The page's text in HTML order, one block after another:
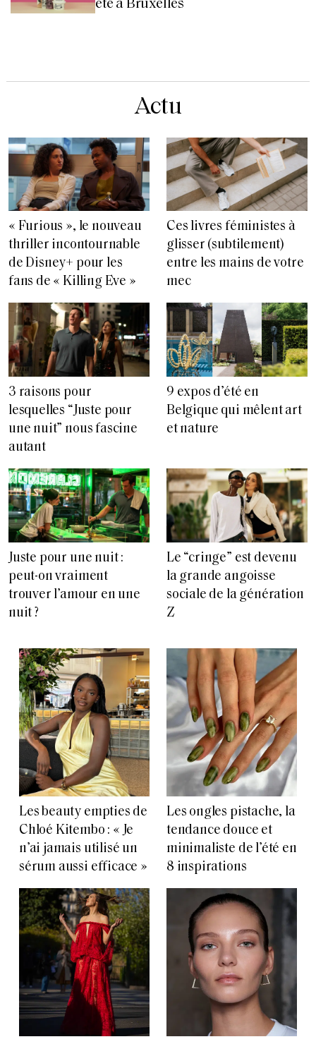
été à Bruxelles
Actu
« Furious », le nouveau
thriller incontournable
de Disney+ pour les
fans de « Killing Eve »
Ces livres féministes à
glisser (subtilement)
entre les mains de votre
mec
3 raisons pour
lesquelles “Juste pour
une nuit” nous fascine
autant
9 expos d’été en
Belgique qui mêlent art
et nature
Juste pour une nuit :
peut-on vraiment
trouver l’amour en une
nuit ?
Le “cringe” est devenu
la grande angoisse
sociale de la génération
Z
Les beauty empties de
Chloé Kitembo : « Je
n’ai jamais utilisé un
sérum aussi efficace »
Les ongles pistache, la
tendance douce et
minimaliste de l’été en
8 inspirations